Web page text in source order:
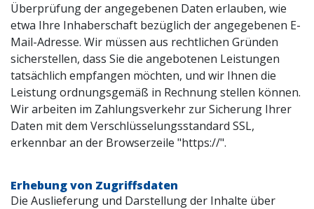
Überprüfung der angegebenen Daten erlauben, wie
etwa Ihre Inhaberschaft bezüglich der angegebenen E-
Mail-Adresse. Wir müssen aus rechtlichen Gründen
sicherstellen, dass Sie die angebotenen Leistungen
tatsächlich empfangen möchten, und wir Ihnen die
Leistung ordnungsgemäß in Rechnung stellen können.
Wir arbeiten im Zahlungsverkehr zur Sicherung Ihrer
Daten mit dem Verschlüsselungsstandard SSL,
erkennbar an der Browserzeile "https://".
Erhebung von Zugriffsdaten
Die Auslieferung und Darstellung der Inhalte über